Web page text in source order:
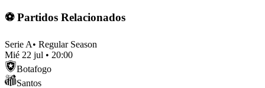
⚽ Partidos Relacionados
Serie A• Regular Season
Mié 22 jul • 20:00
Botafogo
Santos